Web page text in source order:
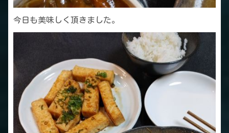
今日も美味しく頂きました。